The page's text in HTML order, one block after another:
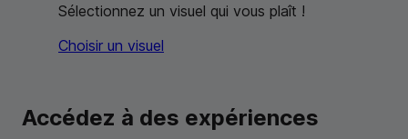
Sélectionnez un visuel qui vous plaît !
Choisir un visuel
Accédez à des expériences